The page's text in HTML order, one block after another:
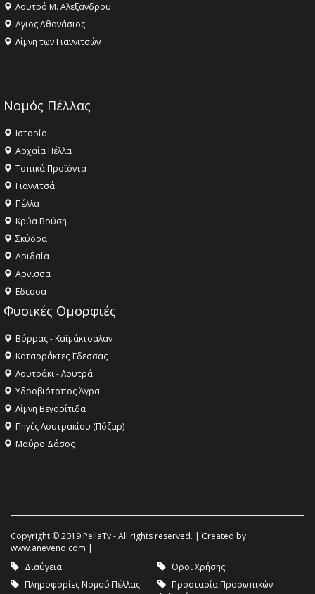
Λουτρό Μ. Αλεξάνδρου
Αγιος Αθανάσιος
Λίμνη των Γιαννιτσών
Νομός Πέλλας
Ιστορία
Αρχαία Πέλλα
Τοπικά Προϊόντα
Γιαννιτσά
Πέλλα
Κρύα Βρύση
Σκύδρα
Αριδαία
Aρνισσα
Eδεσσα
Φυσικές Ομορφιές
Βόρρας - Καϊμάκτσαλαν
Καταρράκτες Έδεσσας
Λουτράκι - Λουτρά
Υδροβιότοπος Άγρα
Λίμνη Βεγορίτιδα
Πηγές Λουτρακίου (Πόζαρ)
Μαύρο Δάσος
Copyright © 2019 PellaTv - All rights reserved. | Created by
www.aneveno.com |
Διαύγεια
Όροι Χρήσης
Πληροφορίες Νομού Πέλλας
Προστασία Προσωπικών